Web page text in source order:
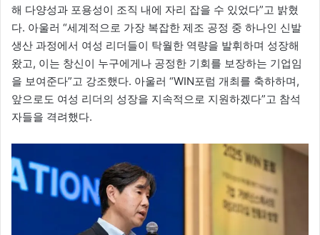
해 다양성과 포용성이 조직 내에 자리 잡을 수 있었다”고 밝혔
다. 아울러 “세계적으로 가장 복잡한 제조 공정 중 하나인 신발
생산 과정에서 여성 리더들이 탁월한 역량을 발휘하며 성장해
왔고, 이는 창신이 누구에게나 공정한 기회를 보장하는 기업임
을 보여준다”고 강조했다. 아울러 “WIN포럼 개최를 축하하며,
앞으로도 여성 리더의 성장을 지속적으로 지원하겠다”고 참석
자들을 격려했다.